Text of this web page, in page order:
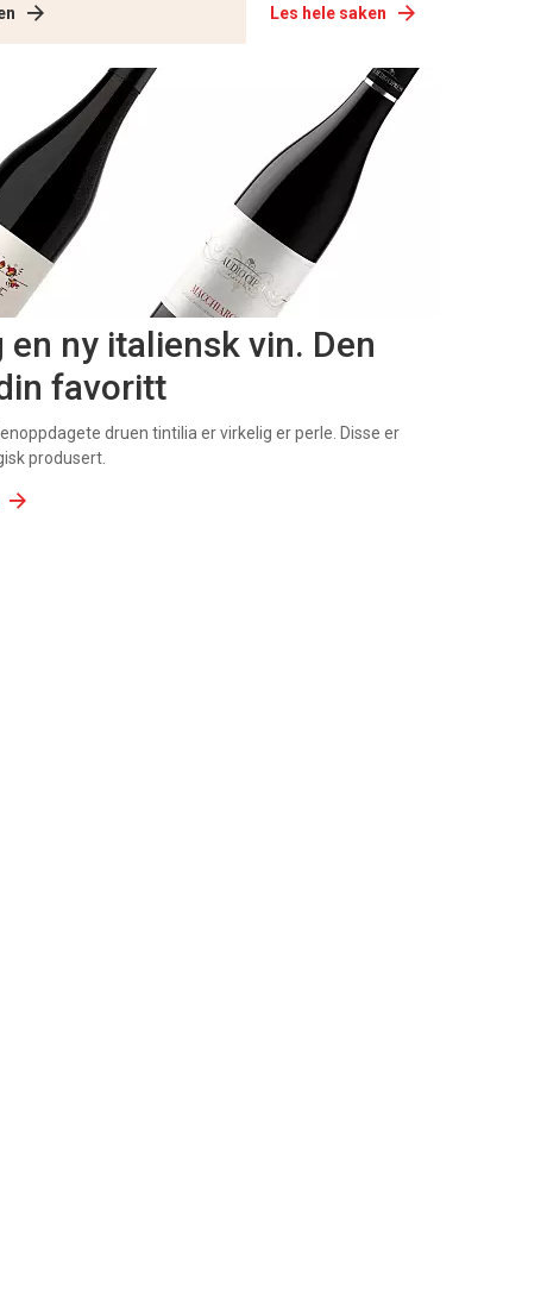
Les hele saken
en ny italiensk vin. Den
favoritt
druen tintilia er virkelig er perle. Disse er
produsert.